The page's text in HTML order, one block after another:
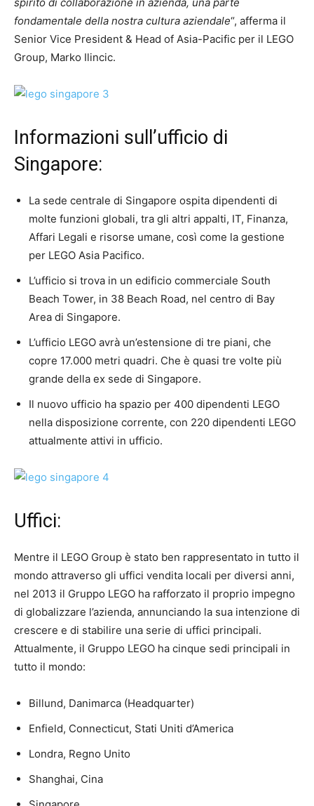
fondamentale della nostra cultura aziendale“, afferma il
Senior Vice President & Head of Asia-Pacific per il LEGO
Group, Marko Ilincic.
Informazioni sull’ufficio di
Singapore:
La sede centrale di Singapore ospita dipendenti di
molte funzioni globali, tra gli altri appalti, IT, Finanza,
Affari Legali e risorse umane, così come la gestione
per LEGO Asia Pacifico.
L’ufficio si trova in un edificio commerciale South
Beach Tower, in 38 Beach Road, nel centro di Bay
Area di Singapore.
L’ufficio LEGO avrà un’estensione di tre piani, che
copre 17.000 metri quadri. Che è quasi tre volte più
grande della ex sede di Singapore.
Il nuovo ufficio ha spazio per 400 dipendenti LEGO
nella disposizione corrente, con 220 dipendenti LEGO
attualmente attivi in ufficio.
Uffici:
Mentre il LEGO Group è stato ben rappresentato in tutto il
mondo attraverso gli uffici vendita locali per diversi anni,
nel 2013 il Gruppo LEGO ha rafforzato il proprio impegno
di globalizzare l’azienda, annunciando la sua intenzione di
crescere e di stabilire una serie di uffici principali.
Attualmente, il Gruppo LEGO ha cinque sedi principali in
tutto il mondo:
Billund, Danimarca (Headquarter)
Enfield, Connecticut, Stati Uniti d’America
Londra, Regno Unito
Shanghai, Cina